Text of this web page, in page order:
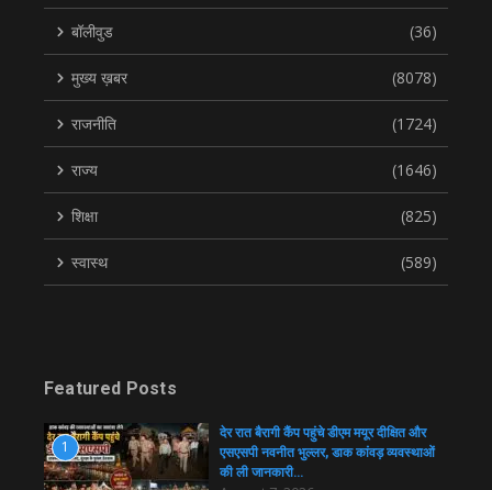
बॉलीवुड (36)
मुख्य ख़बर (8078)
राजनीति (1724)
राज्य (1646)
शिक्षा (825)
स्वास्थ (589)
Featured Posts
1
देर रात बैरागी कैंप पहुंचे डीएम मयूर दीक्षित और
एसएसपी नवनीत भुल्लर, डाक कांवड़ व्यवस्थाओं
की ली जानकारी…